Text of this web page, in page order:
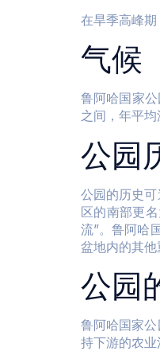
在旱季高峰
气候
鲁阿哈国家
之间，年平
公园
公园的历史
区的南部更
流”。鲁阿哈
盆地内的其
公园
鲁阿哈国家
持下游的农